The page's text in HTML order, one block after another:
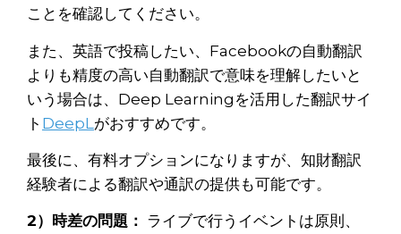
ことを確認してください。
また、英語で投稿したい、Facebookの自動翻訳
よりも精度の高い自動翻訳で意味を理解したいと
いう場合は、Deep Learningを活用した翻訳サイ
ト DeepL がおすすめです。
最後に、有料オプションになりますが、知財翻訳
経験者による翻訳や通訳の提供も可能です。
2）時差の問題： ライブで行うイベントは原則、